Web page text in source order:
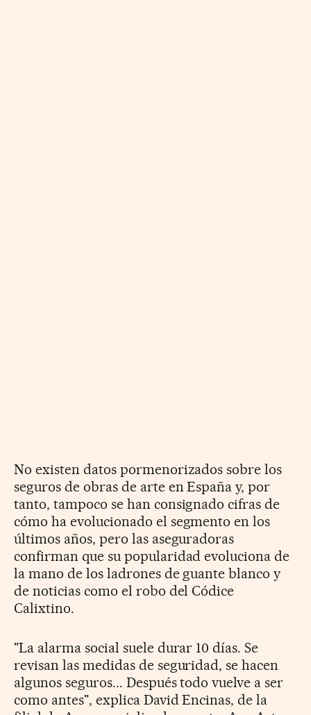
No existen datos pormenorizados sobre los
seguros de obras de arte en España y, por
tanto, tampoco se han consignado cifras de
cómo ha evolucionado el segmento en los
últimos años, pero las aseguradoras
confirman que su popularidad evoluciona de
la mano de los ladrones de guante blanco y
de noticias como el robo del Códice
Calixtino.
"La alarma social suele durar 10 días. Se
revisan las medidas de seguridad, se hacen
algunos seguros... Después todo vuelve a ser
como antes", explica David Encinas, de la